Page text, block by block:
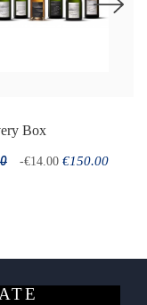
Box
-€14.00 €150.00